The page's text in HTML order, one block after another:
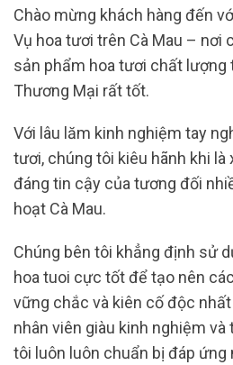
Chào mừng khách hàng đến
Vụ hoa tươi trên Cà Mau – nơi
sản phẩm hoa tươi chất lượng
Thương Mại rất tốt.
Với lâu lăm kinh nghiệm tay
tươi, chúng tôi kiêu hãnh khi là
đáng tin cậy của tương đối
hoạt Cà Mau.
Chúng bên tôi khẳng định sử
hoa tuoi cực tốt để tạo nên
vững chắc và kiên cố độc
nhân viên giàu kinh nghiệm và
tôi luôn luôn chuẩn bị đáp ứng